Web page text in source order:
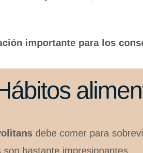
importante para los
debe comer para
son bastante impresionantes.